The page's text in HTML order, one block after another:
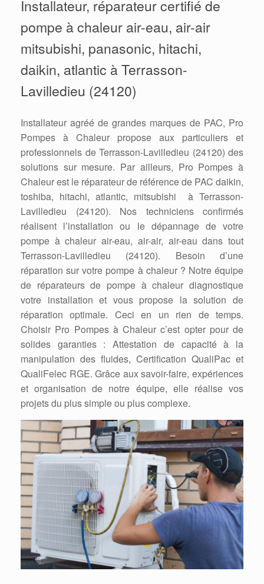
Installateur, réparateur certifié de
pompe à chaleur air-eau, air-air
mitsubishi, panasonic, hitachi,
daikin, atlantic à Terrasson-
Lavilledieu (24120)
Installateur agréé de grandes marques de PAC, Pro
Pompes à Chaleur propose aux particuliers et
professionnels de Terrasson-Lavilledieu (24120) des
solutions sur mesure. Par ailleurs, Pro Pompes à
Chaleur est le réparateur de référence de PAC daikin,
toshiba, hitachi, atlantic, mitsubishi à Terrasson-
Lavilledieu (24120). Nos techniciens confirmés
réalisent l’installation ou le dépannage de votre
pompe à chaleur air-eau, air-air, air-eau dans tout
Terrasson-Lavilledieu (24120). Besoin d’une
réparation sur votre pompe à chaleur ? Notre équipe
de réparateurs de pompe à chaleur diagnostique
votre installation et vous propose la solution de
réparation optimale. Ceci en un rien de temps.
Choisir Pro Pompes à Chaleur c’est opter pour de
solides garanties : Attestation de capacité à la
manipulation des fluides, Certification QualiPac et
QualiFelec RGE. Grâce aux savoir-faire, expériences
et organisation de notre équipe, elle réalise vos
projets du plus simple ou plus complexe.